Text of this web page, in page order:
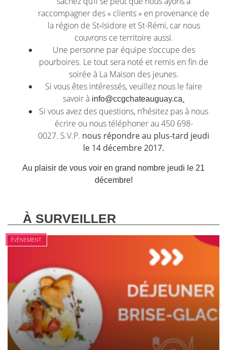
raccompagner des « clients » en provenance de
la région de St‑Isidore et St-Rémi, car nous
couvrons ce territoire aussi.
Une personne par équipe s’occupe des
pourboires. Le tout sera noté et remis en fin de
soirée à La Maison des jeunes.
Si vous êtes intéressés, veuillez nous le faire
savoir à info@ccgchateauguay.ca.
Si vous avez des questions, n’hésitez pas à nous
écrire ou nous téléphoner au 450 698-
0027. S.V.P. nous répondre au plus-tard jeudi
le 14 décembre 2017.
Au plaisir de vous voir en grand nombre jeudi le 21
décembre!
À SURVEILLER
ÉVÉNEMENT